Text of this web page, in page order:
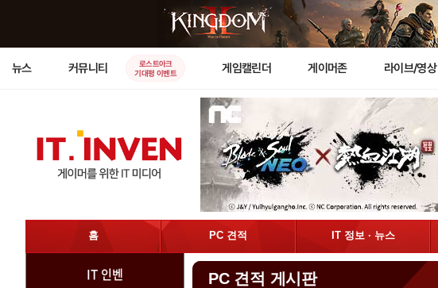
뉴스 커뮤니티
로스트아크
기대평 이벤트
게임캘린더 게이머존 라이브/영상
홈 PC 견적 IT 정보 · 뉴스
IT 인벤 PC 견적 게시판